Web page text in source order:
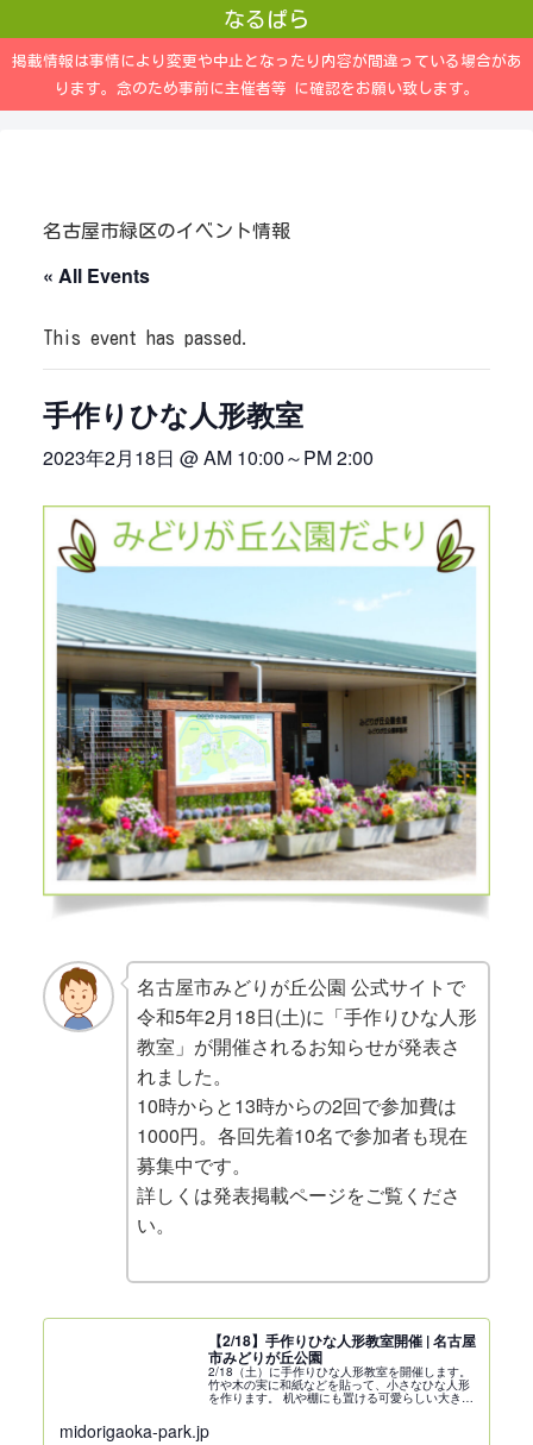
なるぱら
掲載情報は事情により変更や中止となったり内容が間違っている場合があ
ります。念のため事前に主催者等 に確認をお願い致します。
名古屋市緑区のイベント情報
« All Events
This event has passed.
手作りひな人形教室
2023年2月18日 @ AM 10:00～PM 2:00
名古屋市みどりが丘公園 公式サイトで
令和5年2月18日(土)に「手作りひな人形
教室」が開催されるお知らせが発表さ
れました。
10時からと13時からの2回で参加費は
1000円。各回先着10名で参加者も現在
募集中です。
詳しくは発表掲載ページをご覧くださ
い。
【2/18】手作りひな人形教室開催 | 名古屋
市みどりが丘公園
2/18（土）に手作りひな人形教室を開催します。
竹や木の実に和紙などを貼って、小さなひな人形
を作ります。 机や棚にも置ける可愛らしい大きさ
midorigaoka-park.jp